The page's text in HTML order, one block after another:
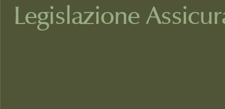
Legislazione